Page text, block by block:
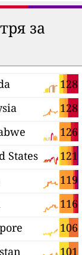
за
128
128
126
121
States
119
116
106
101